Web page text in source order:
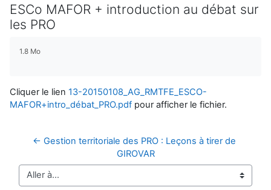
ESCo MAFOR + introduction au débat sur
les PRO
1.8 Mo
Cliquer le lien 13-20150108_AG_RMTFE_ESCO-
MAFOR+intro_débat_PRO.pdf pour afficher le fichier.
← Gestion territoriale des PRO : Leçons à tirer de
GIROVAR
Aller à…